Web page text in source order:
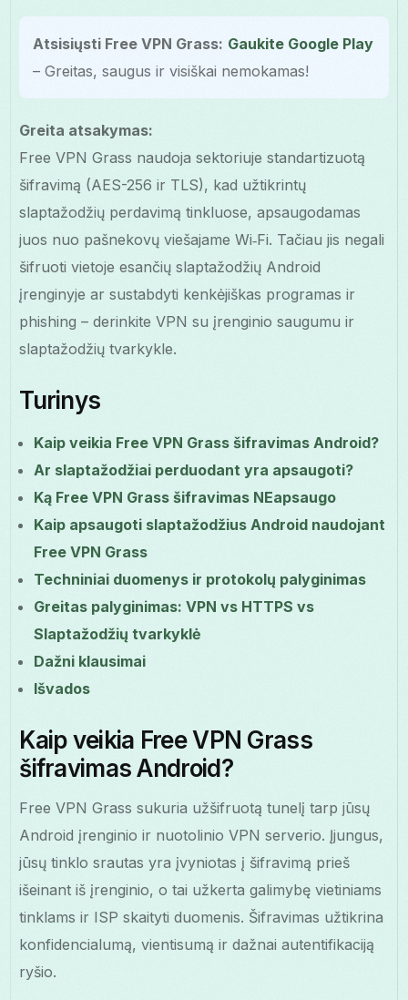
Atsisiųsti Free VPN Grass: Gaukite Google Play
– Greitas, saugus ir visiškai nemokamas!
Greita atsakymas:
Free VPN Grass naudoja sektoriuje standartizuotą
šifravimą (AES-256 ir TLS), kad užtikrintų
slaptažodžių perdavimą tinkluose, apsaugodamas
juos nuo pašnekovų viešajame Wi‑Fi. Tačiau jis negali
šifruoti vietoje esančių slaptažodžių Android
įrenginyje ar sustabdyti kenkėjiškas programas ir
phishing – derinkite VPN su įrenginio saugumu ir
slaptažodžių tvarkykle.
Turinys
Kaip veikia Free VPN Grass šifravimas Android?
Ar slaptažodžiai perduodant yra apsaugoti?
Ką Free VPN Grass šifravimas NEapsaugo
Kaip apsaugoti slaptažodžius Android naudojant
Free VPN Grass
Techniniai duomenys ir protokolų palyginimas
Greitas palyginimas: VPN vs HTTPS vs
Slaptažodžių tvarkyklė
Dažni klausimai
Išvados
Kaip veikia Free VPN Grass
šifravimas Android?
Free VPN Grass sukuria užšifruotą tunelį tarp jūsų
Android įrenginio ir nuotolinio VPN serverio. Įjungus,
jūsų tinklo srautas yra įvyniotas į šifravimą prieš
išeinant iš įrenginio, o tai užkerta galimybę vietiniams
tinklams ir ISP skaityti duomenis. Šifravimas užtikrina
konfidencialumą, vientisumą ir dažnai autentifikaciją
ryšio.